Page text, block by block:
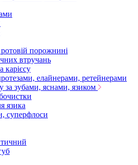
ротовій порожнині
втручань
карієсу
елайнерами, ретейнерами
за зубами, яснами, язиком
язика
суперфлоси